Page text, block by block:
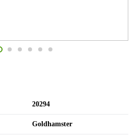
20294
Goldhamster